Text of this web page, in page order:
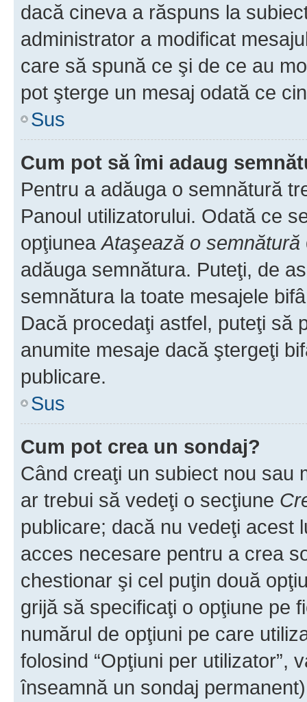
dacă cineva a răspuns la
administrator a modificat
care să spună ce şi de ce au
pot şterge un mesaj odată ce
Sus
Cum pot să îmi adaug
Pentru a adăuga o semnătură
Panoul utilizatorului. Odată ce
opţiuneaAtaşează o semnătură
adăuga semnătura. Puteţi, de
semnătura la toate mesajele
Dacă procedaţi astfel, puteţi să
anumite mesaje dacă ştergeţi
publicare.
Sus
Cum pot crea un sondaj?
Când creaţi un subiect nou sau
ar trebui să vedeţi o secţiune
publicare; dacă nu vedeţi acest
acces necesare pentru a crea
chestionar şi cel puţin două
grijă să specificaţi o opţiune pe
numărul de opţiuni pe care
folosind “Opţiuni per utilizator”,
înseamnă un sondaj